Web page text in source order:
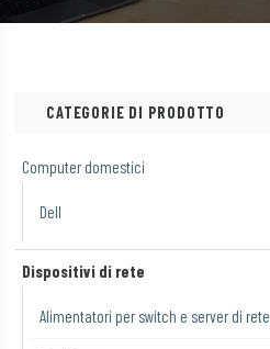
CATEGORIE DI PRODOTTO
Computer domestici
Dell
Dispositivi di rete
Alimentatori per switch e server di rete